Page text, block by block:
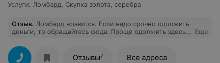
Услуги: Ломбард, Скупка золота, серебра
Отзыв. Ломбард нравится. Если надо срочно одолжить
деньги, то обращайтесь сюда. Проще одолжить здесь,
обмана. Процент не кусается.
Еще
Отзывы7 Все адреса